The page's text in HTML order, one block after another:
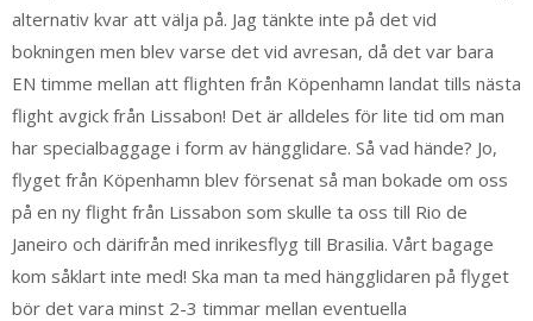
alternativ kvar att välja på. Jag tänkte inte på det vid
bokningen men blev varse det vid avresan, då det var bara
EN timme mellan att flighten från Köpenhamn landat tills nästa
flight avgick från Lissabon! Det är alldeles för lite tid om man
har specialbaggage i form av hängglidare. Så vad hände? Jo,
flyget från Köpenhamn blev försenat så man bokade om oss
på en ny flight från Lissabon som skulle ta oss till Rio de
Janeiro och därifrån med inrikesflyg till Brasilia. Vårt bagage
kom såklart inte med! Ska man ta med hängglidaren på flyget
bör det vara minst 2-3 timmar mellan eventuella